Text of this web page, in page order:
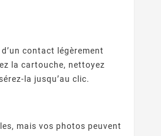
contact légèrement
la cartouche, nettoyez
la jusqu’au clic.
mais vos photos peuvent